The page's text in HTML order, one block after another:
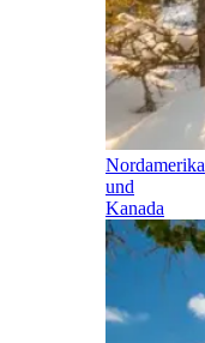
Nordamerika
und
Kanada